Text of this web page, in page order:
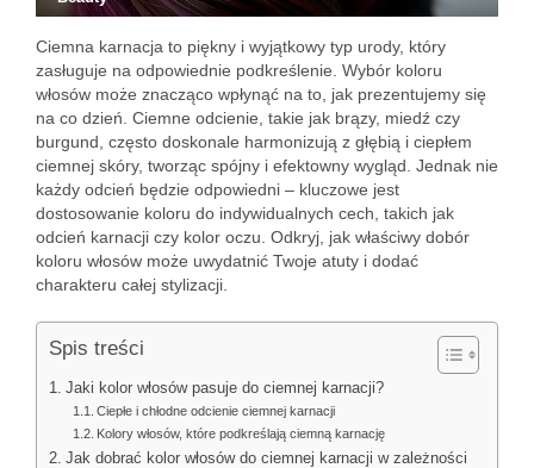
Ciemna karnacja to piękny i wyjątkowy typ urody, który
zasługuje na odpowiednie podkreślenie. Wybór koloru
włosów może znacząco wpłynąć na to, jak prezentujemy się
na co dzień. Ciemne odcienie, takie jak brązy, miedź czy
burgund, często doskonale harmonizują z głębią i ciepłem
ciemnej skóry, tworząc spójny i efektowny wygląd. Jednak nie
każdy odcień będzie odpowiedni – kluczowe jest
dostosowanie koloru do indywidualnych cech, takich jak
odcień karnacji czy kolor oczu. Odkryj, jak właściwy dobór
koloru włosów może uwydatnić Twoje atuty i dodać
charakteru całej stylizacji.
Spis treści
Jaki kolor włosów pasuje do ciemnej karnacji?
Ciepłe i chłodne odcienie ciemnej karnacji
Kolory włosów, które podkreślają ciemną karnację
Jak dobrać kolor włosów do ciemnej karnacji w zależności